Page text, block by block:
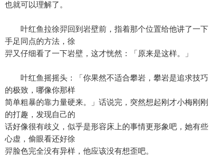
也就可以理解了。
叶红鱼拉徐羿回到岩壁前，指着那个位置给他讲了一下
手足同点的方法，徐
羿又仔细看了一下岩壁，这才恍然：「原来是这样。」
叶红鱼摇摇头：「你果然不适合攀岩，攀岩是追求技巧
的极致，哪像你那样
简单粗暴的靠力量硬来。」话说完，突然想起刚才小梅刚刚
的打趣，发现自己的
话好像很有歧义，似乎是形容床上的事情更形象吧，她有些
心虚，偷眼看还好徐
羿脸色完全没有异样，他应该没有想歪吧。